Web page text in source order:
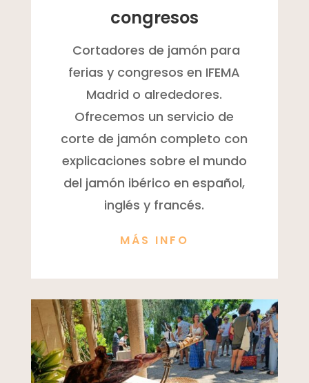
congresos
Cortadores de jamón para
ferias y congresos en IFEMA
Madrid o alrededores.
Ofrecemos un servicio de
corte de jamón completo con
explicaciones sobre el mundo
del jamón ibérico en español,
inglés y francés.
MÁS INFO